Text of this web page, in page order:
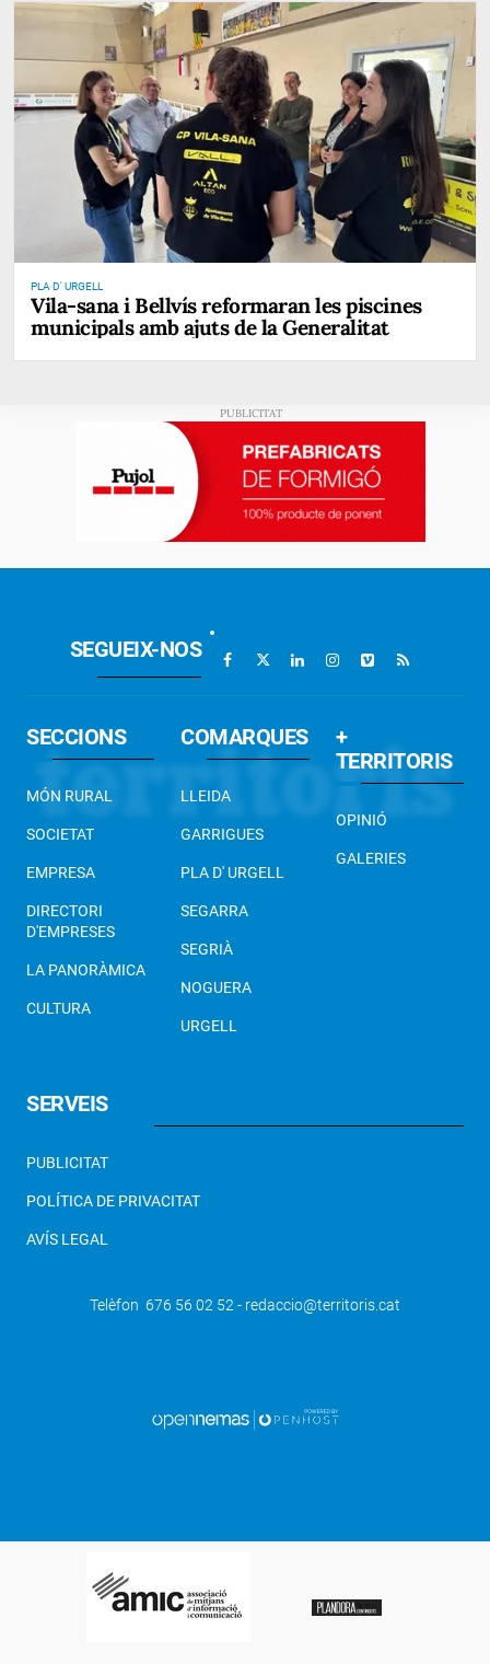
PLA D' URGELL
Vila-sana i Bellvís reformaran les piscines
municipals amb ajuts de la Generalitat
SEGUEIX-NOS
SECCIONS
MÓN RURAL
SOCIETAT
EMPRESA
DIRECTORI
D'EMPRESES
LA PANORÀMICA
CULTURA
COMARQUES
LLEIDA
GARRIGUES
PLA D' URGELL
SEGARRA
SEGRIÀ
NOGUERA
URGELL
+
TERRITORIS
OPINIÓ
GALERIES
SERVEIS
PUBLICITAT
POLÍTICA DE PRIVACITAT
AVÍS LEGAL
Telèfon 676 56 02 52 - redaccio@territoris.cat